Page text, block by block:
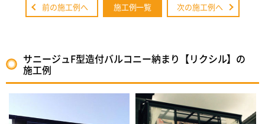
前の施工例へ 施工例一覧 次の施工例へ
サニージュF型造付バルコニー納まり【リクシル】の
施工例